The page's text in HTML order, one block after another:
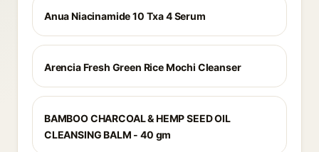
Anua Niacinamide 10 Txa 4 Serum
Arencia Fresh Green Rice Mochi Cleanser
BAMBOO CHARCOAL & HEMP SEED OIL
CLEANSING BALM - 40 gm